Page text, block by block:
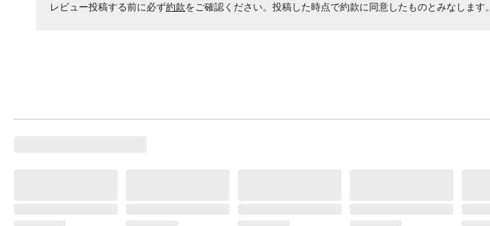
レビュー投稿する前に必ず約款をご確認ください。投稿した時点で約款に同意したものとみなします。